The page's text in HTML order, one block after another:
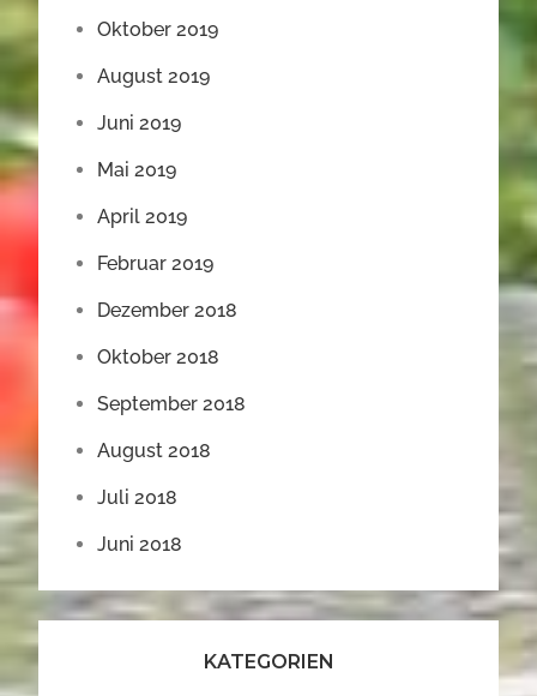
Oktober 2019
August 2019
Juni 2019
Mai 2019
April 2019
Februar 2019
Dezember 2018
Oktober 2018
September 2018
August 2018
Juli 2018
Juni 2018
KATEGORIEN